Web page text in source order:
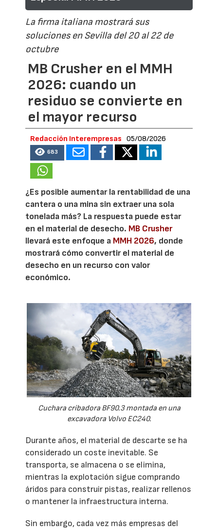
La firma italiana mostrará sus
soluciones en Sevilla del 20 al 22 de
octubre
MB Crusher en el MMH
2026: cuando un
residuo se convierte en
el mayor recurso
Redacción Interempresas 05/08/2026
683
¿Es posible aumentar la rentabilidad de una
cantera o una mina sin extraer una sola
tonelada más? La respuesta puede estar
en el material de desecho. MB Crusher
llevará este enfoque a MMH 2026, donde
mostrará cómo convertir el material de
desecho en un recurso con valor
económico.
Cuchara cribadora BF90.3 montada en una
excavadora Volvo EC240.
Durante años, el material de descarte se ha
considerado un coste inevitable. Se
transporta, se almacena o se elimina,
mientras la explotación sigue comprando
áridos para construir pistas, realizar rellenos
o mantener la infraestructura interna.
Sin embargo, cada vez más empresas del